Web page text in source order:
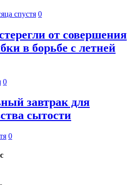
спустя 0
от совершения
в борьбе с летней
0
завтрак для
сытости
0